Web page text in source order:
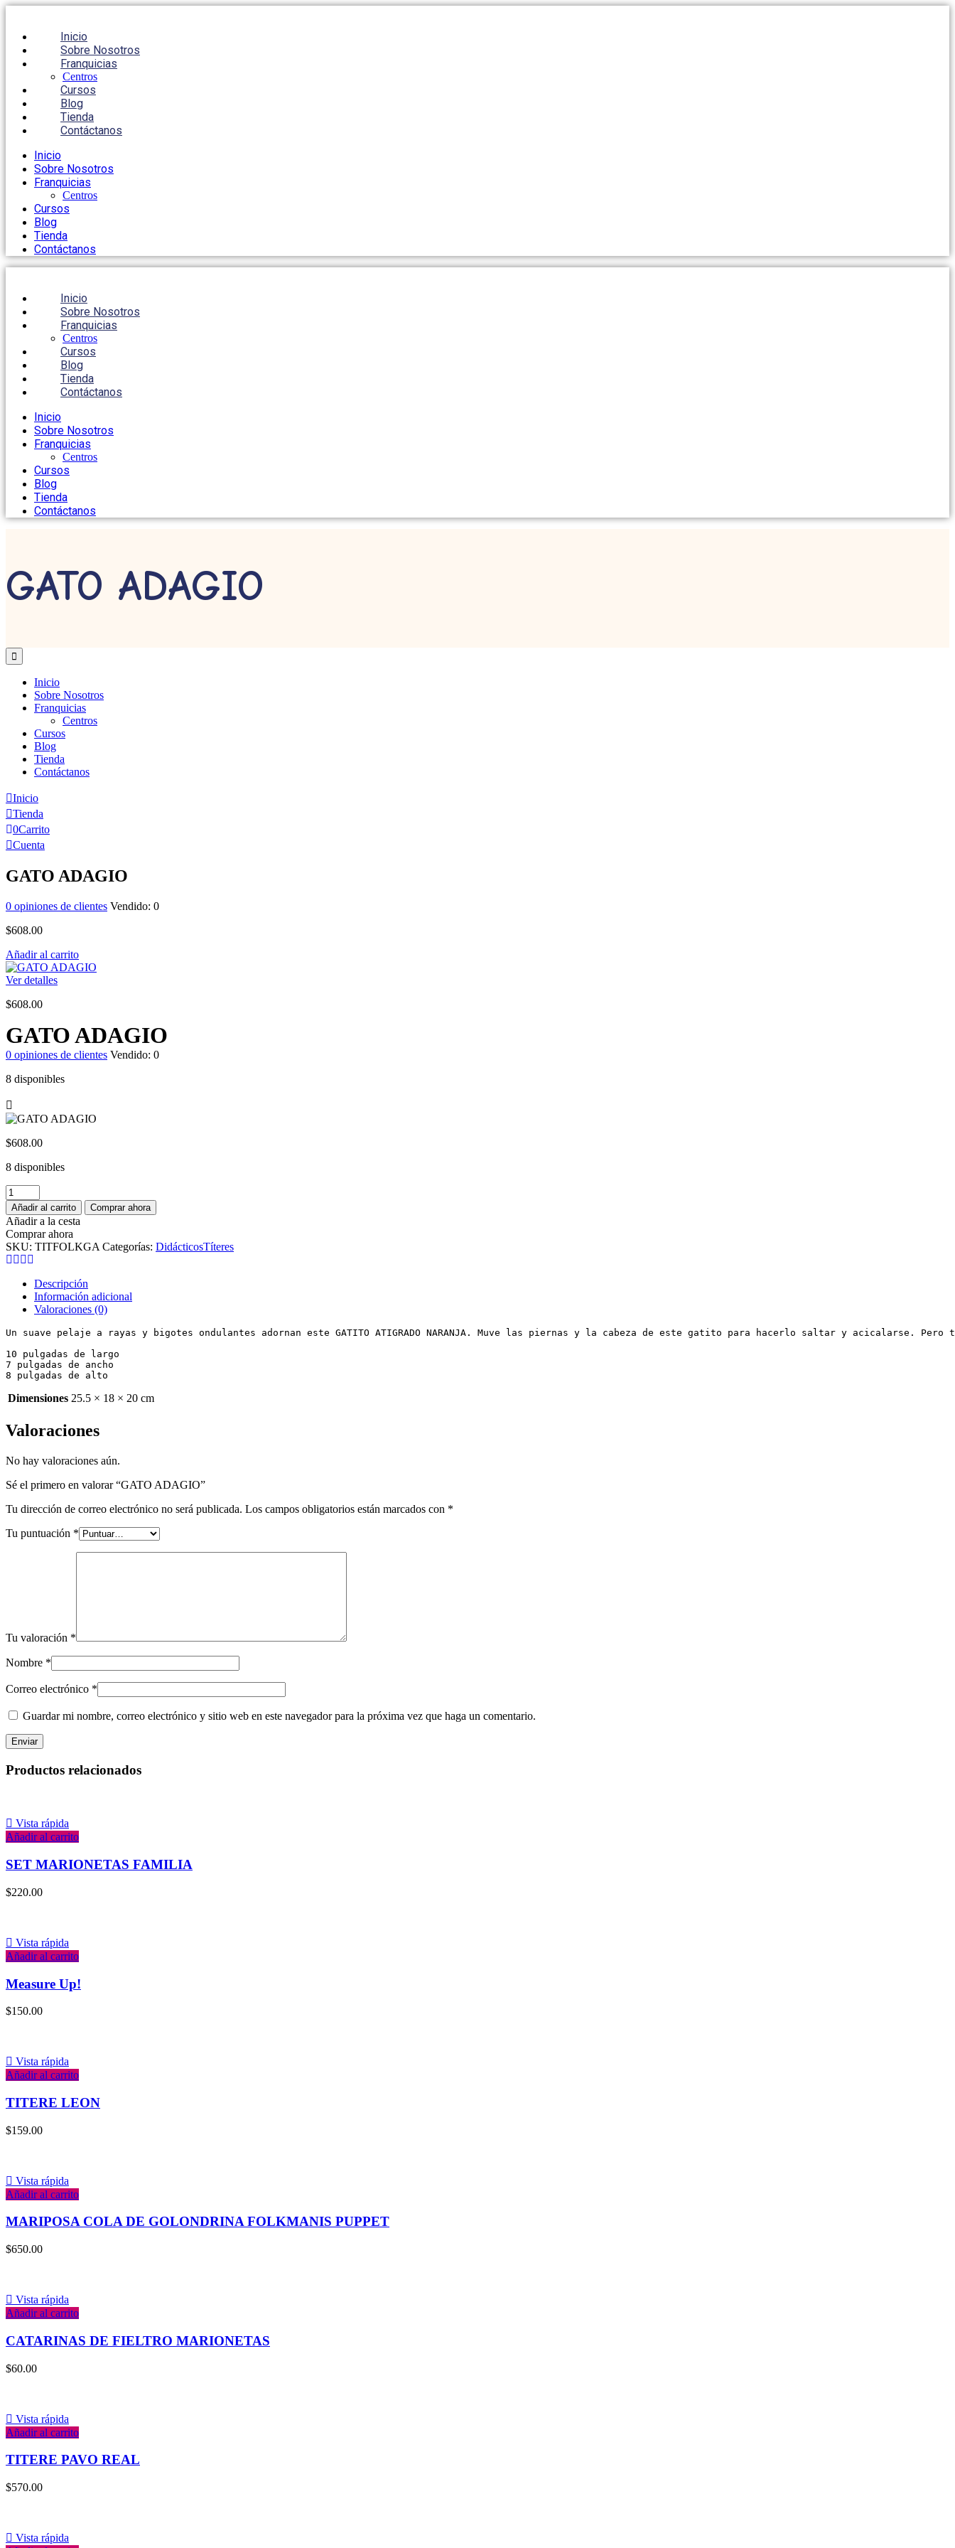
Inicio
Sobre Nosotros
Franquicias
Centros
Cursos
Blog
Tienda
Contáctanos
Inicio
Sobre Nosotros
Franquicias
Centros
Cursos
Blog
Tienda
Contáctanos
Inicio
Sobre Nosotros
Franquicias
Centros
Cursos
Blog
Tienda
Contáctanos
Inicio
Sobre Nosotros
Franquicias
Centros
Cursos
Blog
Tienda
Contáctanos
GATO ADAGIO
Inicio
Sobre Nosotros
Franquicias
Centros
Cursos
Blog
Tienda
Contáctanos
Inicio
Tienda
0Carrito
Cuenta
GATO ADAGIO
0 opiniones de clientes Vendido: 0
$608.00
Añadir al carrito
Ver detalles
$608.00
GATO ADAGIO
0 opiniones de clientes Vendido: 0
8 disponibles
$608.00
8 disponibles
GATO
ADAGIO
cantidad
Añadir al carrito Comprar ahora
Añadir a la cesta
Comprar ahora
SKU: TITFOLKGA Categorías: DidácticosTíteres
Descripción
Información adicional
Valoraciones (0)
Un suave pelaje a rayas y bigotes ondulantes adornan este GATITO ATIGRADO NARANJA. Muve las piernas y la cabeza de este gatito para hacerlo saltar y acicalarse.
10 pulgadas de largo
7 pulgadas de ancho
8 pulgadas de alto
Dimensiones 25.5 × 18 × 20 cm
Valoraciones
No hay valoraciones aún.
Sé el primero en valorar “GATO ADAGIO”
Tu dirección de correo electrónico no será publicada. Los campos obligatorios están marcados con *
Tu puntuación *
Tu valoración *
Nombre *
Correo electrónico *
Guardar mi nombre, correo electrónico y sitio web en este navegador para la próxima vez que haga un comentario.
Productos relacionados
Vista rápida
Añadir al carrito
SET MARIONETAS FAMILIA
$220.00
Vista rápida
Añadir al carrito
Measure Up!
$150.00
Vista rápida
Añadir al carrito
TITERE LEON
$159.00
Vista rápida
Añadir al carrito
MARIPOSA COLA DE GOLONDRINA FOLKMANIS PUPPET
$650.00
Vista rápida
Añadir al carrito
CATARINAS DE FIELTRO MARIONETAS
$60.00
Vista rápida
Añadir al carrito
TITERE PAVO REAL
$570.00
Vista rápida